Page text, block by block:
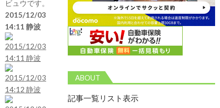
ビュウです。
2015/12/03
14:11 静波
ABOUT
記事一覧リスト表示